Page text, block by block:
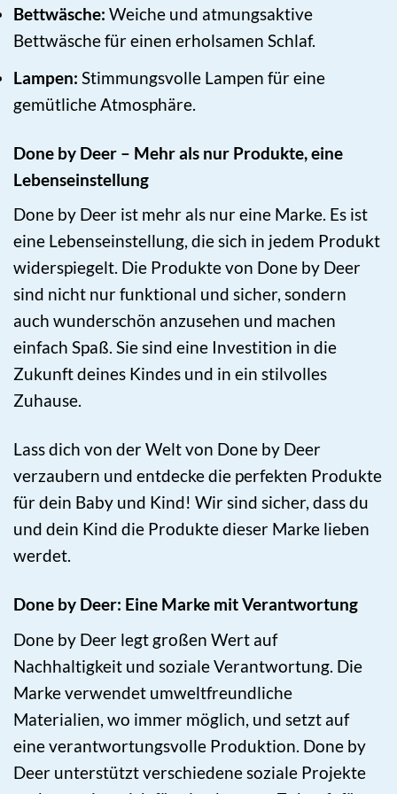
Bettwäsche: Weiche und atmungsaktive
Bettwäsche für einen erholsamen Schlaf.
Lampen: Stimmungsvolle Lampen für eine
gemütliche Atmosphäre.
Done by Deer – Mehr als nur Produkte, eine
Lebenseinstellung
Done by Deer ist mehr als nur eine Marke. Es ist
eine Lebenseinstellung, die sich in jedem Produkt
widerspiegelt. Die Produkte von Done by Deer
sind nicht nur funktional und sicher, sondern
auch wunderschön anzusehen und machen
einfach Spaß. Sie sind eine Investition in die
Zukunft deines Kindes und in ein stilvolles
Zuhause.
Lass dich von der Welt von Done by Deer
verzaubern und entdecke die perfekten Produkte
für dein Baby und Kind! Wir sind sicher, dass du
und dein Kind die Produkte dieser Marke lieben
werdet.
Done by Deer: Eine Marke mit Verantwortung
Done by Deer legt großen Wert auf
Nachhaltigkeit und soziale Verantwortung. Die
Marke verwendet umweltfreundliche
Materialien, wo immer möglich, und setzt auf
eine verantwortungsvolle Produktion. Done by
Deer unterstützt verschiedene soziale Projekte